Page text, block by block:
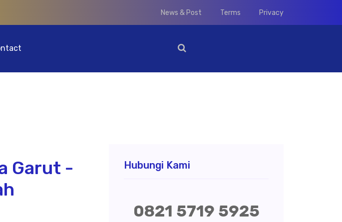
News & Post Terms Privacy
Garut -
Hubungi Kami
0821 5719 5925